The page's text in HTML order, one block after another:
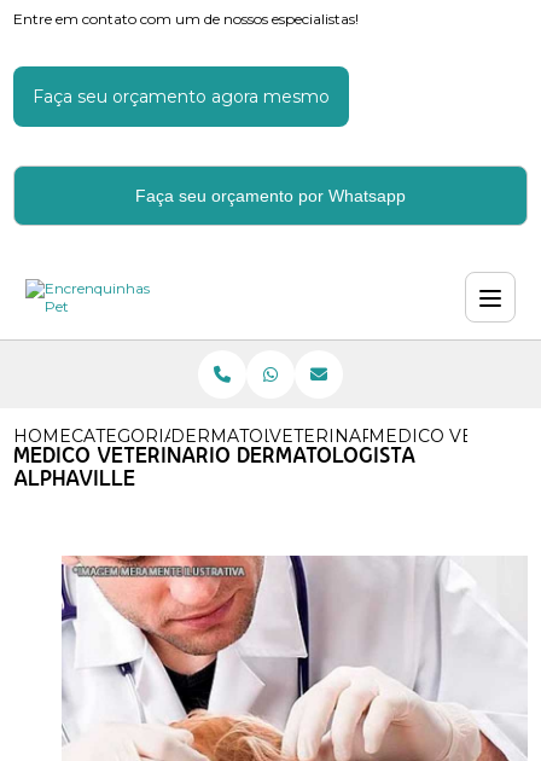
Entre em contato com um de nossos especialistas!
Faça seu orçamento agora mesmo
Faça seu orçamento por Whatsapp
HOMECATEGORIASDERMATOLOGIA VETERINARIA
VETERINARIO ESPECIALISTA
MEDICO
MEDICO VETERINARIO DERMATOLOGISTA
ALPHAVILLE